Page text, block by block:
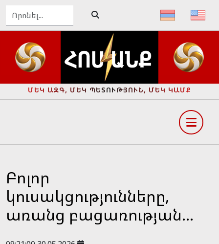
ՄԵԿ ԱԶԳ, ՄԵԿ ՊԵՏՈՒԹՅՈՒՆ, ՄԵԿ ԿԱՄՔ
Բոլոր
կուսակցությունները,
առանց բացառության...